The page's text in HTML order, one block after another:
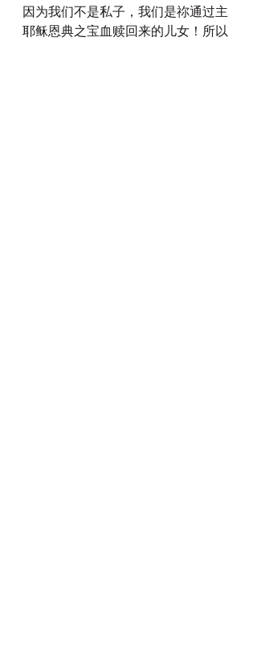
因为我们不是私子，我们是祢通过主
耶稣恩典之宝血赎回来的儿女！所以